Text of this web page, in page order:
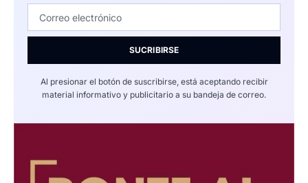
SUCRIBIRSE
Al presionar el botón de suscribirse, está aceptando recibir
material informativo y publicitario a su bandeja de correo.